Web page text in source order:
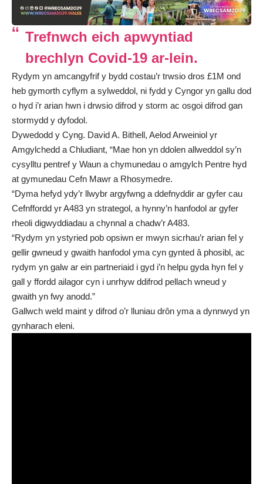
Trefnwch eich apwyntiad
brechlyn Covid-19 ar-lein.
Rydym yn amcangyfrif y bydd costau’r trwsio dros £1M ond
heb gymorth cyflym a sylweddol, ni fydd y Cyngor yn gallu dod
o hyd i’r arian hwn i drwsio difrod y storm ac osgoi difrod gan
stormydd y dyfodol.
Dywedodd y Cyng. David A. Bithell, Aelod Arweiniol yr
Amgylchedd a Chludiant, “Mae hon yn ddolen allweddol sy’n
cysylltu pentref y Waun a chymunedau o amgylch Pentre hyd
at gymunedau Cefn Mawr a Rhosymedre.
“Dyma hefyd ydy’r llwybr argyfwng a ddefnyddir ar gyfer cau
Cefnffordd yr A483 yn strategol, a hynny’n hanfodol ar gyfer
rheoli digwyddiadau a chynnal a chadw’r A483.
“Rydym yn ystyried pob opsiwn er mwyn sicrhau’r arian fel y
gellir gwneud y gwaith hanfodol yma cyn gynted â phosibl, ac
rydym yn galw ar ein partneriaid i gyd i’n helpu gyda hyn fel y
gall y ffordd ailagor cyn i unrhyw ddifrod pellach wneud y
gwaith yn fwy anodd.”
Gallwch weld maint y difrod o’r lluniau drôn yma a dynnwyd yn
gynharach eleni.